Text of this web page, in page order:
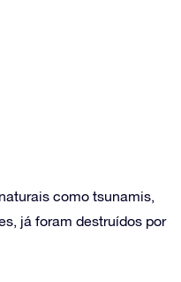
como tsunamis,
já foram destruídos por